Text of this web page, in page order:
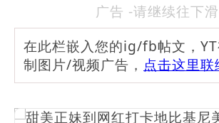
广告 -请继续往下
在此栏嵌入您的ig/fb帖文，
制图片/视频广告， 点击这里联